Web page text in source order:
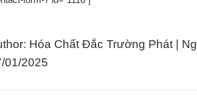
Hóa Chất Đắc Trường Phát |
01/2025